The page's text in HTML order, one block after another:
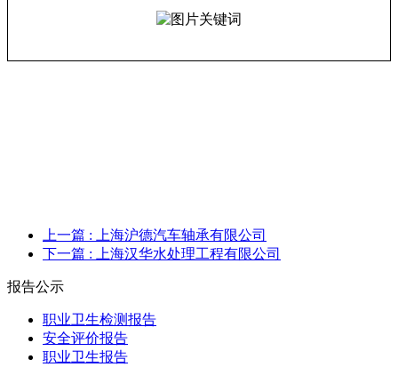
上一篇 : 上海沪德汽车轴承有限公司
下一篇 : 上海汉华水处理工程有限公司
报告公示
职业卫生检测报告
安全评价报告
职业卫生报告